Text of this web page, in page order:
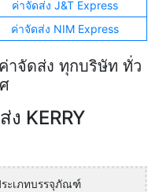
ค่าจัดส่ง J&T Express
ค่าจัดส่ง NIM Express
าจัดส่ง ทุกบริษัท ทั่ว
KERRY
ะเภทบรรจุภัณฑ์